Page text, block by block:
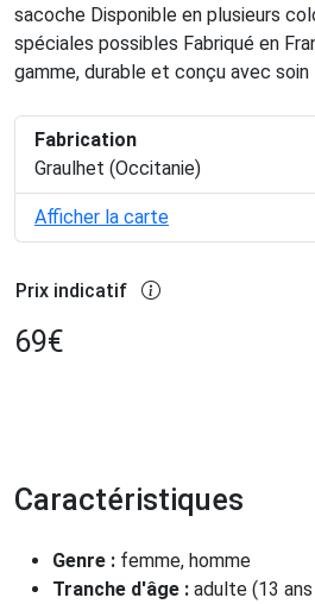
sacoche Disponible en plusieurs
spéciales possibles Fabriqué en
gamme, durable et conçu avec soin
Fabrication
Graulhet (Occitanie)
Afficher la carte
Prix indicatif
69€
Caractéristiques
Genre : femme, homme
Tranche d'âge : adulte (13